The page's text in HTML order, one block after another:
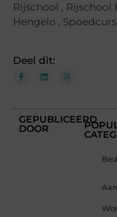
Rijschool , Rijschool
Hengelo ,
Deel dit:
GEPUBLICEERD
DOOR